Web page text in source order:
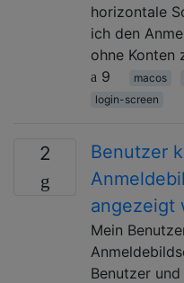
horizontale
ich den
ohne Konten
9
macos
login-screen
2
Benutzer
angezeigt
Mein
Benutzer